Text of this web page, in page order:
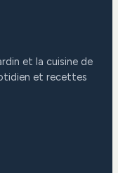
et la cuisine de
et recettes